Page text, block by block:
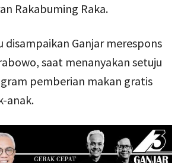
Rakabuming Raka.
disampaikan Ganjar merespons
saat menanyakan setuju
pemberian makan gratis
anak.